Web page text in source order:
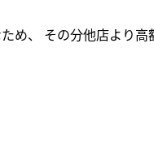
め、 その分他店より